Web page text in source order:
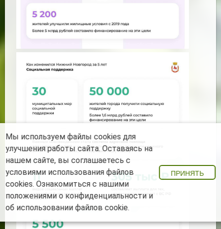
Мы используем файлы cookies для
улучшения работы сайта. Оставаясь на
нашем сайте, вы соглашаетесь с
условиями использования файлов
cookies. Ознакомиться с нашими
положениями о конфиденциальности и
об использовании файлов cookie.
ПРИНЯТЬ